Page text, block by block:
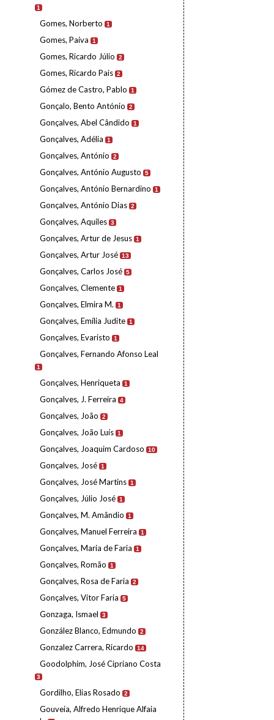
1
Gomes, Norberto 1
Gomes, Paiva 1
Gomes, Ricardo Júlio 2
Gomes, Ricardo Pais 2
Gómez de Castro, Pablo 1
Gonçalo, Bento António 2
Gonçalves, Abel Cândido 1
Gonçalves, Adélia 1
Gonçalves, António 2
Gonçalves, António Augusto 5
Gonçalves, António Bernardino 1
Gonçalves, António Dias 2
Gonçalves, Aquiles 3
Gonçalves, Artur de Jesus 1
Gonçalves, Artur José 13
Gonçalves, Carlos José 5
Gonçalves, Clemente 1
Gonçalves, Elmira M. 1
Gonçalves, Emília Judite 1
Gonçalves, Evaristo 1
Gonçalves, Fernando Afonso Leal
1
Gonçalves, Henriqueta 1
Gonçalves, J. Ferreira 4
Gonçalves, João 2
Gonçalves, João Luís 1
Gonçalves, Joaquim Cardoso 10
Gonçalves, José 1
Gonçalves, José Martins 1
Gonçalves, Júlio José 1
Gonçalves, M. Amândio 1
Gonçalves, Manuel Ferreira 1
Gonçalves, Maria de Faria 1
Gonçalves, Romão 1
Gonçalves, Rosa de Faria 2
Gonçalves, Vítor Faria 5
Gonzaga, Ismael 3
González Blanco, Edmundo 2
Gonzalez Carrera, Ricardo 14
Goodolphim, José Cipriano Costa
3
Gordilho, Elias Rosado 2
Gouveia, Alfredo Henrique Alfaia